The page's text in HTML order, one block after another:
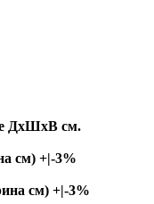
ДxШxВ см.
см) +|-3%
см) +|-3%